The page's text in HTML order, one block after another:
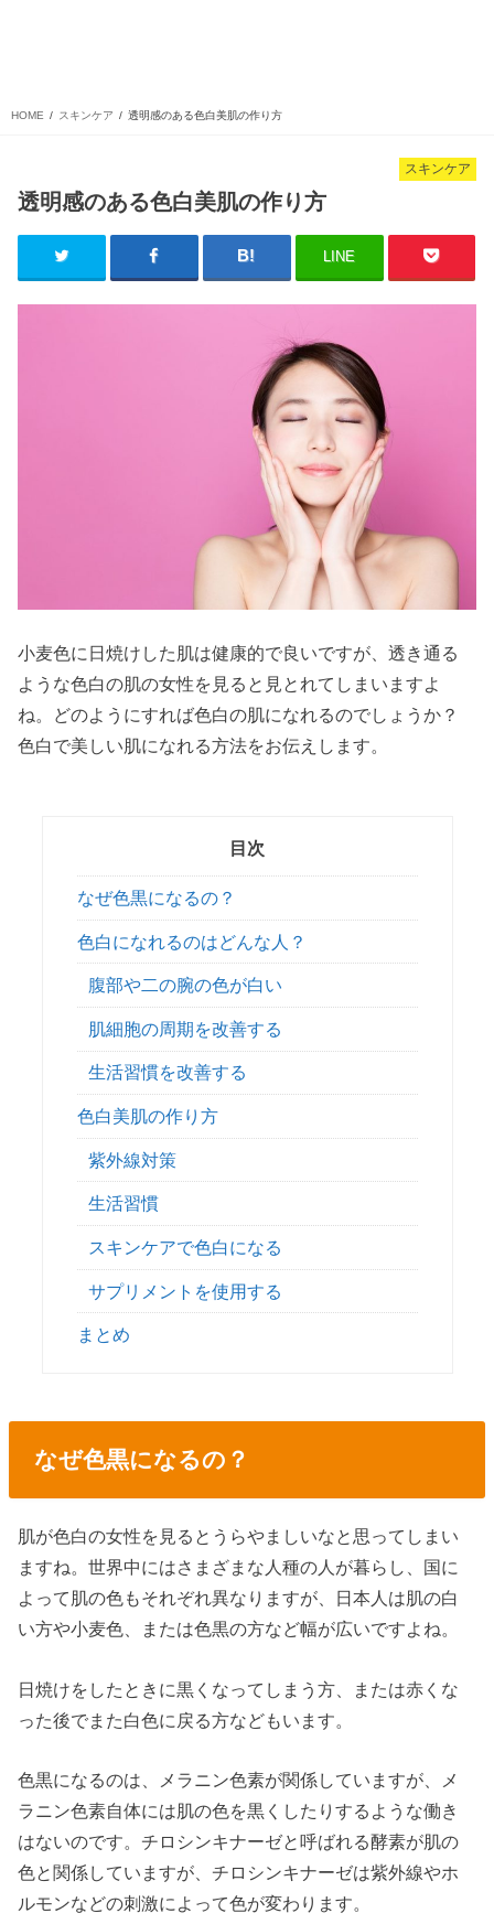
HOME スキンケア 透明感のある色白美肌の作り方
スキンケア
透明感のある色白美肌の作り方
LINE
小麦色に日焼けした肌は健康的で良いですが、透き通る
ような色白の肌の女性を見ると見とれてしまいますよ
ね。どのようにすれば色白の肌になれるのでしょうか？
色白で美しい肌になれる方法をお伝えします。
目次
なぜ色黒になるの？
色白になれるのはどんな人？
腹部や二の腕の色が白い
肌細胞の周期を改善する
生活習慣を改善する
色白美肌の作り方
紫外線対策
生活習慣
スキンケアで色白になる
サプリメントを使用する
まとめ
なぜ色黒になるの？
肌が色白の女性を見るとうらやましいなと思ってしまい
ますね。世界中にはさまざまな人種の人が暮らし、国に
よって肌の色もそれぞれ異なりますが、日本人は肌の白
い方や小麦色、または色黒の方など幅が広いですよね。
日焼けをしたときに黒くなってしまう方、または赤くな
った後でまた白色に戻る方などもいます。
色黒になるのは、メラニン色素が関係していますが、メ
ラニン色素自体には肌の色を黒くしたりするような働き
はないのです。チロシンキナーゼと呼ばれる酵素が肌の
色と関係していますが、チロシンキナーゼは紫外線やホ
ルモンなどの刺激によって色が変わります。